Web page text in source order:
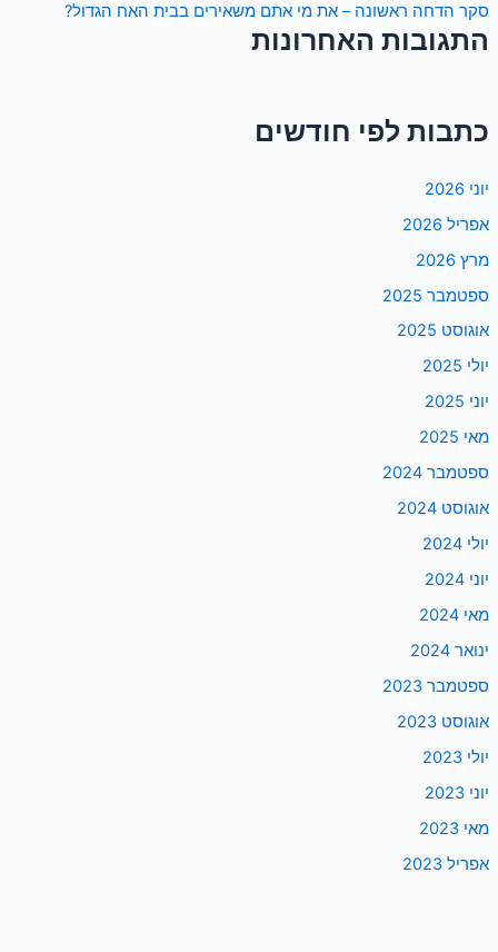
סקר הדחה ראשונה – את מי אתם משאירים בבית האח הגדול?
התגובות האחרונות
כתבות לפי חודשים
יוני 2026
אפריל 2026
מרץ 2026
ספטמבר 2025
אוגוסט 2025
יולי 2025
יוני 2025
מאי 2025
ספטמבר 2024
אוגוסט 2024
יולי 2024
יוני 2024
מאי 2024
ינואר 2024
ספטמבר 2023
אוגוסט 2023
יולי 2023
יוני 2023
מאי 2023
אפריל 2023